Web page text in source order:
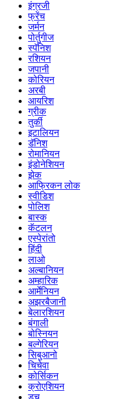
इंग्रजी
फ्रेंच
जर्मन
पोर्तुगीज
स्पॅनिश
रशियन
जपानी
कोरियन
अरबी
आयरिश
ग्रीक
तुर्की
इटालियन
डॅनिश
रोमानियन
इंडोनेशियन
झेक
आफ्रिकन लोक
स्वीडिश
पोलिश
बास्क
कॅटलन
एस्पेरांतो
हिंदी
लाओ
अल्बानियन
अम्हारिक
आर्मेनियन
अझरबैजानी
बेलारशियन
बंगाली
बोस्नियन
बल्गेरियन
सिबुआनो
चिचेवा
कोर्सिकन
क्रोएशियन